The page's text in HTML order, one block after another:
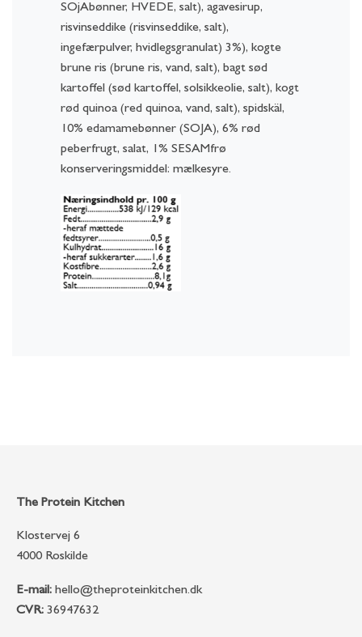
SOjAbønner, HVEDE, salt), agavesirup,
risvinseddike (risvinseddike, salt),
ingefærpulver, hvidlegsgranulat) 3%), kogte
brune ris (brune ris, vand, salt), bagt sød
kartoffel (sød kartoffel, solsikkeolie, salt), kogt
rød quinoa (red quinoa, vand, salt), spidskäl,
10% edamamebønner (SOJA), 6% rød
peberfrugt, salat, 1% SESAMfrø
konserveringsmiddel: mælkesyre.
The Protein Kitchen
Klostervej 6
4000 Roskilde
E-mail: hello@theproteinkitchen.dk
CVR:36947632